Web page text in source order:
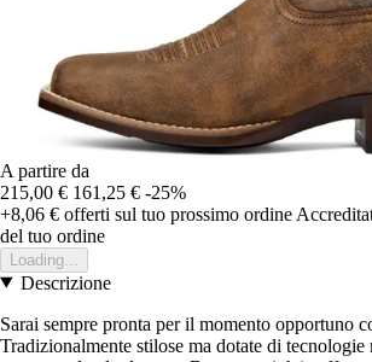
A partire da
215,00 € 161,25 € -25%
+8,06 € offerti sul tuo prossimo ordine
del tuo ordine
Loading...
Descrizione
Sarai sempre pronta per il momento opportuno
Tradizionalmente stilose ma dotate di tecnologie